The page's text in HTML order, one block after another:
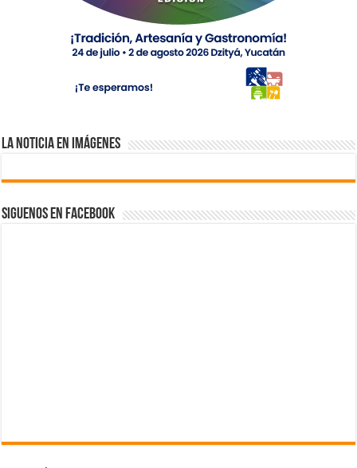
La Noticia en Imágenes
Siguenos en Facebook